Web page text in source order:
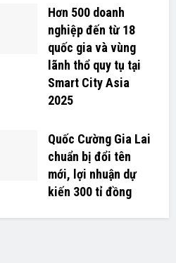
Hơn 500 doanh
nghiệp đến từ 18
quốc gia và vùng
lãnh thổ quy tụ tại
Smart City Asia
2025
Quốc Cường Gia Lai
chuẩn bị đổi tên
mới, lợi nhuận dự
kiến 300 tỉ đồng